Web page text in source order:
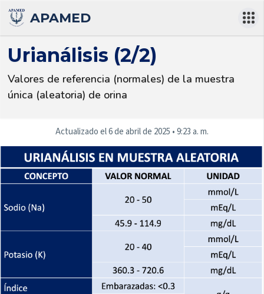
APAMED
Urianálisis (2/2)
Valores de referencia (normales) de la muestra
única (aleatoria) de orina
Actualizado el6 de abril de 2025 •9:23 a. m.